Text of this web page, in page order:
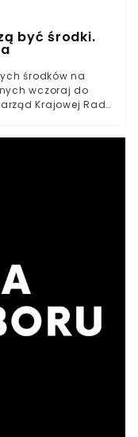
być środki.
środków na
wczoraj do
Krajowej Rady